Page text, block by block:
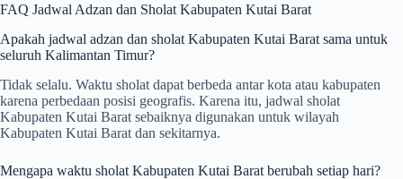
FAQ Jadwal Adzan dan Sholat Kabupaten Kutai Barat
Apakah jadwal adzan dan sholat Kabupaten Kutai Barat sama untuk
seluruh Kalimantan Timur?
Tidak selalu. Waktu sholat dapat berbeda antar kota atau kabupaten
karena perbedaan posisi geografis. Karena itu, jadwal sholat
Kabupaten Kutai Barat sebaiknya digunakan untuk wilayah
Kabupaten Kutai Barat dan sekitarnya.
Mengapa waktu sholat Kabupaten Kutai Barat berubah setiap hari?